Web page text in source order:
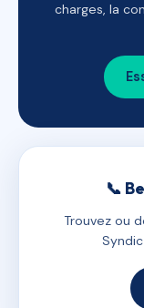
charges, la
📞
Trouvez ou